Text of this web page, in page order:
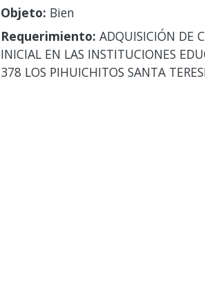
Objeto: Bien
Requerimiento: ADQUISICIÓN DE
INICIAL EN LAS INSTITUCIONES
378 LOS PIHUICHITOS SANTA